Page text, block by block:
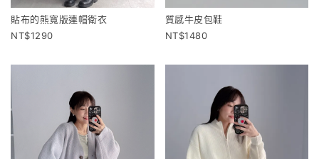
貼布的熊寬版連帽衛衣
1290
質感牛皮包鞋
1480